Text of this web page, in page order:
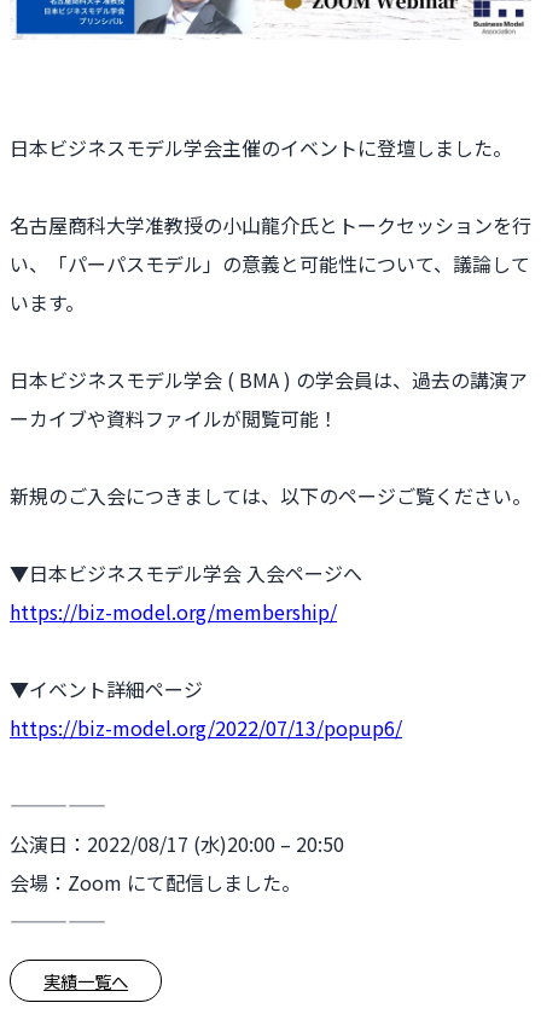
日本ビジネスモデル学会主催のイベントに登壇しました。
名古屋商科大学准教授の小山龍介氏とトークセッションを行
い、「パーパスモデル」の意義と可能性について、議論して
います。
日本ビジネスモデル学会 ( BMA ) の学会員は、過去の講演ア
ーカイブや資料ファイルが閲覧可能！
新規のご入会につきましては、以下のページご覧ください。
▼日本ビジネスモデル学会 入会ページへ
https://biz-model.org/membership/
▼イベント詳細ページ
https://biz-model.org/2022/07/13/popup6/
—————
公演日：2022/08/17 (水)20:00 – 20:50
会場：Zoom にて配信しました。
—————
実績一覧へ